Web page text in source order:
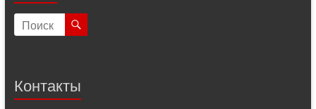
Контакты